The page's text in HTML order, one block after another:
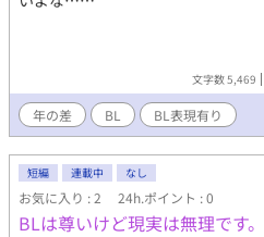
文字数 5,469
年の差 BL BL表現有り
短編 連載中 なし
お気に入り : 2 24h.ポイント : 0
BLは尊いけど現実は無理です。